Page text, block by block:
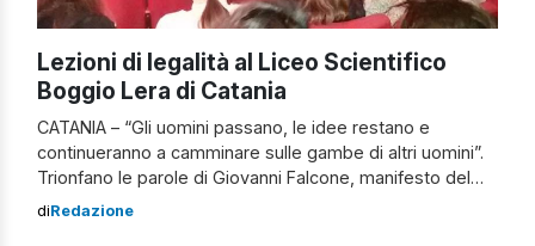
Lezioni di legalità al Liceo Scientifico
Boggio Lera di Catania
CATANIA – “Gli uomini passano, le idee restano e
continueranno a camminare sulle gambe di altri uomini”.
Trionfano le parole di Giovanni Falcone, manifesto del
Comitato Antimafia Livatino Saetta che, ispirandosi alla
diRedazione